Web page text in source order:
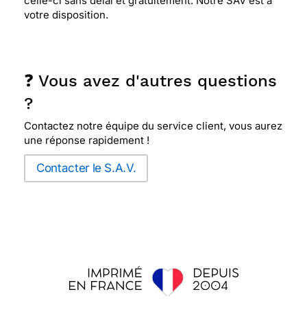
votre disposition.
❓ Vous avez d'autres questions
?
Contactez notre équipe du service client, vous aurez
une réponse rapidement !
Contacter le S.A.V.